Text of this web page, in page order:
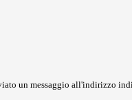
un messaggio all'indirizzo